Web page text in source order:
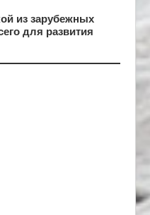
из зарубежных
для развития